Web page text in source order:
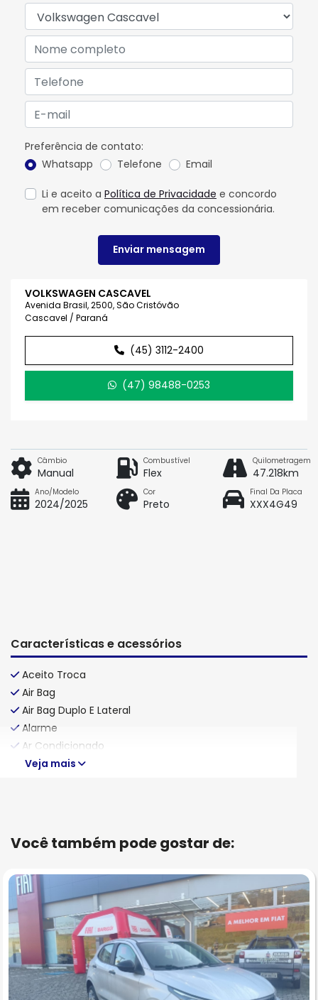
VOLKSWAGEN CASCAVEL
Avenida Brasil, 2500, São Cristóvão
Cascavel / Paraná
(45) 3112-2400
(47) 98488-0253
Preferência de contato:
Whatsapp
Telefone Email
Li e aceito a Política de Privacidade e concordo
em receber comunicações da concessionária.
Enviar mensagem
Câmbio
Manual
Combustível
Flex
Quilometragem
47.218km
Ano/Modelo
2024/2025
Cor
Preto
Final Da Placa
XXX4G49
Características e acessórios
Aceito Troca
Air Bag
Air Bag Duplo E Lateral
Alarme
Ar Condicionado
Veja mais
Você também pode gostar de: